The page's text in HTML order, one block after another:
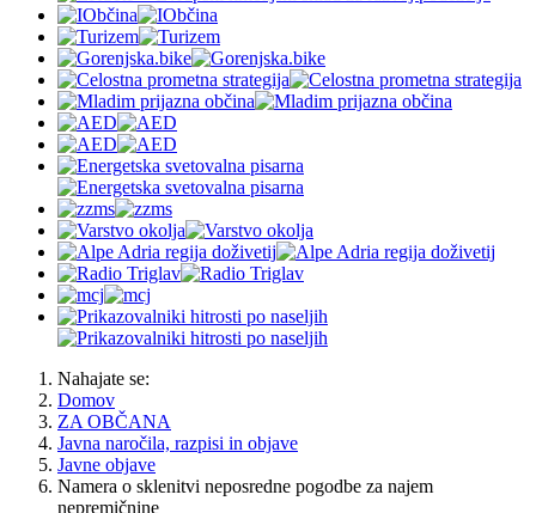
Nahajate se:
Domov
ZA OBČANA
Javna naročila, razpisi in objave
Javne objave
Namera o sklenitvi neposredne pogodbe za najem
nepremičnine